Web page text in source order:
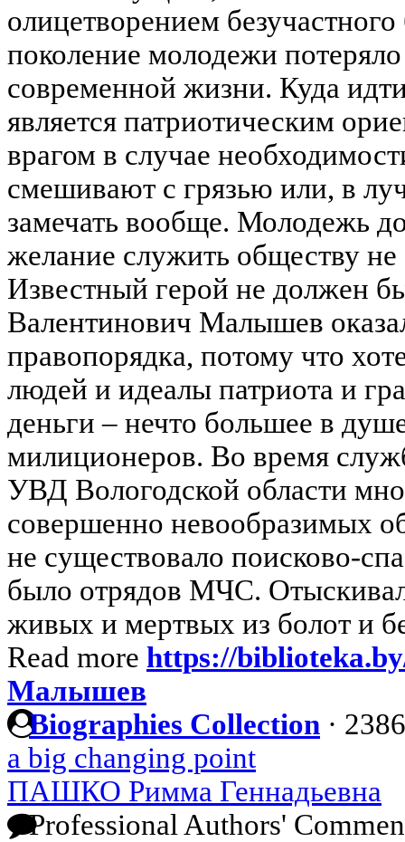
олицетворением
поколение молодежи
современной жизни. Куда
является патриотическим
врагом в случае
смешивают с грязью или, в
замечать вообще. Молодежь
желание служить обществу не
Известный герой не должен
Валентинович Малышев
правопорядка, потому что
людей и идеалы патриота и
деньги – нечто большее в
милиционеров. Во время
УВД Вологодской области
совершенно невообразимых
не существовало поисково-
было отрядов МЧС.
живых и мертвых из болот и
Read more https://
Малышев
Biographies Collection ·
a big changing point
ПАШКО Римма Геннадьевна
Professional Authors'